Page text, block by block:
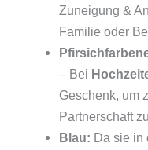
Zuneigung &
Familie oder
– Bei
Geschenk, um
Partnerschaft
Blau: Da sie in